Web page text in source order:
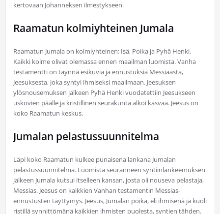
kertovaan Johanneksen ilmestykseen.
Raamatun kolmiyhteinen Jumala
Raamatun Jumala on kolmiyhteinen: Isä, Poika ja Pyhä Henki.
Kaikki kolme olivat olemassa ennen maailman luomista. Vanha
testamentti on täynnä esikuvia ja ennustuksia Messiaasta,
Jeesuksesta, joka syntyi ihmiseksi maailmaan. Jeesuksen
ylösnousemuksen jälkeen Pyhä Henki vuodatettiin Jeesukseen
uskovien päälle ja kristillinen seurakunta alkoi kasvaa. Jeesus on
koko Raamatun keskus.
Jumalan pelastussuunnitelma
Läpi koko Raamatun kulkee punaisena lankana Jumalan
pelastussuunnitelma. Luomista seuranneen syntiinlankeemuksen
jälkeen Jumala kutsui itselleen kansan, josta oli nouseva pelastaja,
Messias. Jeesus on kaikkien Vanhan testamentin Messias-
ennustusten täyttymys. Jeesus, Jumalan poika, eli ihmisenä ja kuoli
ristillä synnittömänä kaikkien ihmisten puolesta, syntien tähden.